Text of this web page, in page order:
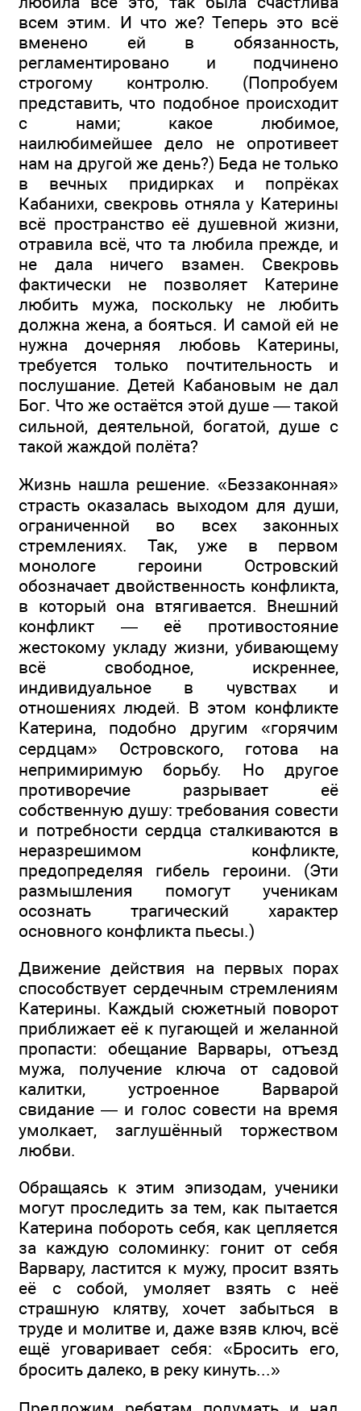
всем этим. И что же? Теперь это всё
вменено ей в обязанность,
регламентировано и подчинено
строгому контролю. (Попробуем
представить, что подобное происходит
с нами; какое любимое,
наилюбимейшее дело не опротивеет
нам на другой же день?) Беда не только
в вечных придирках и попрёках
Кабанихи, свекровь отняла у Катерины
всё пространство её душевной жизни,
отравила всё, что та любила прежде, и
не дала ничего взамен. Свекровь
фактически не позволяет Катерине
любить мужа, поскольку не любить
должна жена, а бояться. И самой ей не
нужна дочерняя любовь Катерины,
требуется только почтительность и
послушание. Детей Кабановым не дал
Бог. Что же остаётся этой душе — такой
сильной, деятельной, богатой, душе с
такой жаждой полёта?
Жизнь нашла решение. «Беззаконная»
страсть оказалась выходом для души,
ограниченной во всех законных
стремлениях. Так, уже в первом
монологе героини Островский
обозначает двойственность конфликта,
в который она втягивается. Внешний
конфликт — её противостояние
жестокому укладу жизни, убивающему
всё свободное, искреннее,
индивидуальное в чувствах и
отношениях людей. В этом конфликте
Катерина, подобно другим «горячим
сердцам» Островского, готова на
непримиримую борьбу. Но другое
противоречие разрывает её
собственную душу: требования совести
и потребности сердца сталкиваются в
неразрешимом конфликте,
предопределяя гибель героини. (Эти
размышления помогут ученикам
осознать трагический характер
основного конфликта пьесы.)
Движение действия на первых порах
способствует сердечным стремлениям
Катерины. Каждый сюжетный поворот
приближает её к пугающей и желанной
пропасти: обещание Варвары, отъезд
мужа, получение ключа от садовой
калитки, устроенное Варварой
свидание — и голос совести на время
умолкает, заглушённый торжеством
любви.
Обращаясь к этим эпизодам, ученики
могут проследить за тем, как пытается
Катерина побороть себя, как цепляется
за каждую соломинку: гонит от себя
Варвару, ластится к мужу, просит взять
её с собой, умоляет взять с неё
страшную клятву, хочет забыться в
труде и молитве и, даже взяв ключ, всё
ещё уговаривает себя: «Бросить его,
бросить далеко, в реку кинуть...»